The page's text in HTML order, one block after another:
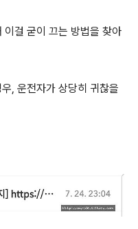
걸 굳이 끄는 방법을 찾아
, 운전자가 상당히 귀찮을